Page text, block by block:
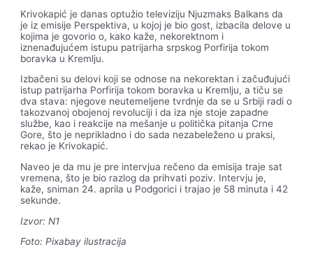
Krivokapić je danas optužio televiziju Njuzmaks Balkans da
je iz emisije Perspektiva, u kojoj je bio gost, izbacila delove u
kojima je govorio o, kako kaže, nekorektnom i
iznenađujućem istupu patrijarha srpskog Porfirija tokom
boravka u Kremlju.
Izbačeni su delovi koji se odnose na nekorektan i začuđujući
istup patrijarha Porfirija tokom boravka u Kremlju, a tiču se
dva stava: njegove neutemeljene tvrdnje da se u Srbiji radi o
takozvanoj obojenoj revoluciji i da iza nje stoje zapadne
službe, kao i reakcije na mešanje u politička pitanja Crne
Gore, što je neprikladno i do sada nezabeleženo u praksi,
rekao je Krivokapić.
Naveo je da mu je pre intervjua rečeno da emisija traje sat
vremena, što je bio razlog da prihvati poziv. Intervju je,
kaže, sniman 24. aprila u Podgorici i trajao je 58 minuta i 42
sekunde.
Izvor: N1
Foto: Pixabay ilustracija